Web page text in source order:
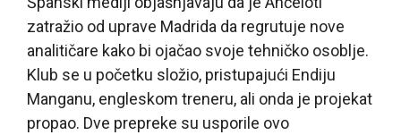
zatražio od uprave Madrida da regrutuje nove
analitičare kako bi ojačao svoje tehničko osoblje.
Klub se u početku složio, pristupajući Endiju
Manganu, engleskom treneru, ali onda je projekat
propao. Dve prepreke su usporile ovo